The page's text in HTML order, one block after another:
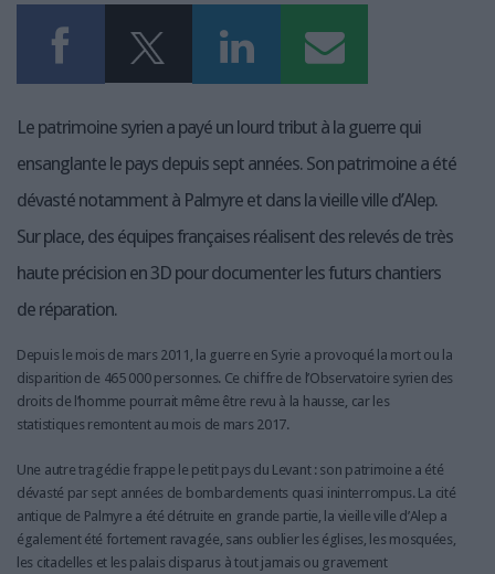
Le patrimoine syrien a payé un lourd tribut à la guerre qui
ensanglante le pays depuis sept années. Son patrimoine a été
dévasté notamment à Palmyre et dans la vieille ville d’Alep.
Sur place, des équipes françaises réalisent des relevés de très
haute précision en 3D pour documenter les futurs chantiers
de réparation.
Depuis le mois de mars 2011, la guerre en Syrie a provoqué la mort ou la
disparition de 465 000 personnes. Ce chiffre de l’Observatoire syrien des
droits de l’homme pourrait même être revu à la hausse, car les
statistiques remontent au mois de mars 2017.
Une autre tragédie frappe le petit pays du Levant : son patrimoine a été
dévasté par sept années de bombardements quasi ininterrompus. La cité
antique de Palmyre a été détruite en grande partie, la vieille ville d’Alep a
également été fortement ravagée, sans oublier les églises, les mosquées,
les citadelles et les palais disparus à tout jamais ou gravement